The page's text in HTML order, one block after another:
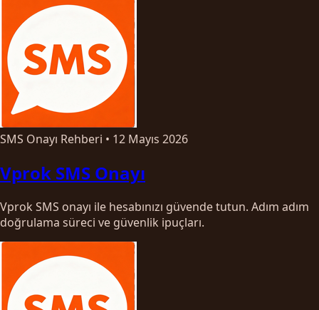
SMS Onayı Rehberi • 12 Mayıs 2026
Vprok SMS Onayı
Vprok SMS onayı ile hesabınızı güvende tutun. Adım adım
doğrulama süreci ve güvenlik ipuçları.